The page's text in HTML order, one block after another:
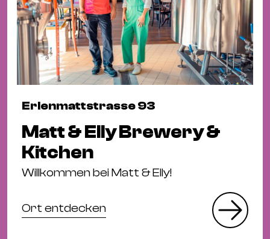
Erlenmattstrasse 93
Matt & Elly Brewery &
Kitchen
Willkommen bei Matt & Elly!
Ort entdecken